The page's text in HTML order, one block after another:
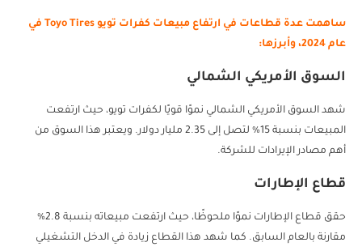
ساهمت عدة قطاعات في ارتفاع مبيعات كفرات تويو Toyo Tires في
عام 2024، وأبرزها:
السوق الأمريكي الشمالي
شهد السوق الأمريكي الشمالي نموًا قويًا لكفرات تويو، حيث ارتفعت
المبيعات بنسبة 15% لتصل إلى 2.35 مليار دولار. ويعتبر هذا السوق من
أهم مصادر الإيرادات للشركة.
قطاع الإطارات
حقق قطاع الإطارات نموًا ملحوظًا، حيث ارتفعت مبيعاته بنسبة 2.8%
مقارنة بالعام السابق. كما شهد هذا القطاع زيادة في الدخل التشغيلي